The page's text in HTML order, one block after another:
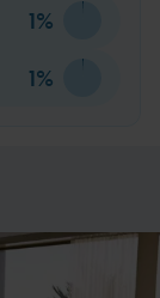
1%
1%